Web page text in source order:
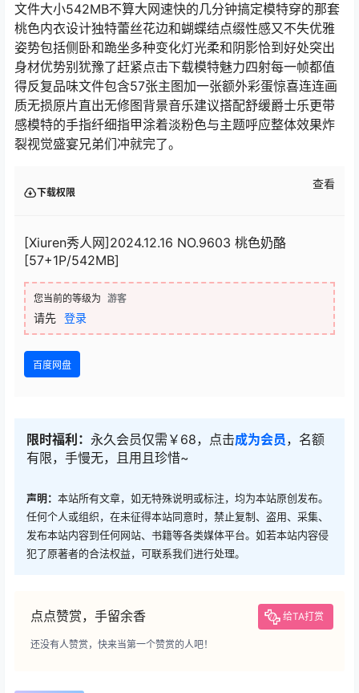
文件大小542MB不算大网速快的几分钟搞定模特穿的那套
桃色内衣设计独特蕾丝花边和蝴蝶结点缀性感又不失优雅
姿势包括侧卧和跪坐多种变化灯光柔和阴影恰到好处突出
身材优势别犹豫了赶紧点击下载模特魅力四射每一帧都值
得反复品味文件包含57张主图加一张额外彩蛋惊喜连连画
质无损原片直出无修图背景音乐建议搭配舒缓爵士乐更带
感模特的手指纤细指甲涂着淡粉色与主题呼应整体效果炸
裂视觉盛宴兄弟们冲就完了。
下载权限
查看
[Xiuren秀人网]2024.12.16 NO.9603 桃色奶酪
[57+1P/542MB]
您当前的等级为 游客
请先 登录
百度网盘
限时福利： 永久会员仅需￥68，点击成为会员，名额
有限，手慢无，且用且珍惜~
声明： 本站所有文章，如无特殊说明或标注，均为本站原创发布。
任何个人或组织，在未征得本站同意时，禁止复制、盗用、采集、
发布本站内容到任何网站、书籍等各类媒体平台。如若本站内容侵
犯了原著者的合法权益，可联系我们进行处理。
点点赞赏，手留余香 给TA打赏
还没有人赞赏，快来当第一个赞赏的人吧！